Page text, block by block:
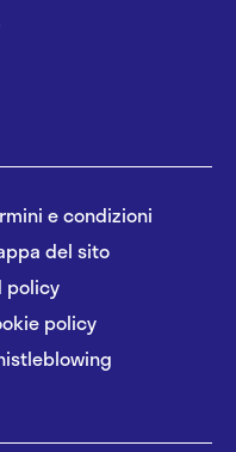
e condizioni
del sito
policy
policy